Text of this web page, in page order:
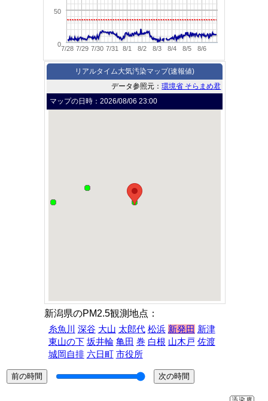
7/28 7/29 7/30 7/31 8/1 8/2 8/3 8/4 8/5 8/6
0
50
リアルタイム大気汚染マップ(速報値)
データ参照元：環境省 そらまめ君
マップの日時：2026/08/06 23:00
新潟県のPM2.5観測地点：
糸魚川 深谷 大山 太郎代 松浜 新発田 新津
東山の下 坂井輪 亀田 巻 白根 山木戸 佐渡
城岡自排 六日町 市役所